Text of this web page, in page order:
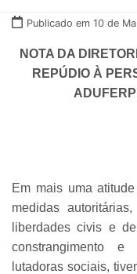
Publicado em 10 de
NOTA DA
REPÚDIO À
Em mais uma
medidas
liberdades civis e
constrangimento
lutadoras sociais,